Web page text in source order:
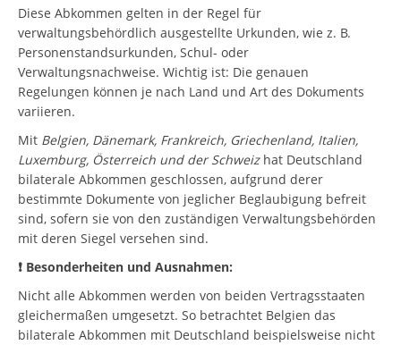
Diese Abkommen gelten in der Regel für
verwaltungsbehördlich ausgestellte Urkunden, wie z. B.
Personenstandsurkunden, Schul- oder
Verwaltungsnachweise. Wichtig ist: Die genauen
Regelungen können je nach Land und Art des Dokuments
variieren.
Mit Belgien, Dänemark, Frankreich, Griechenland, Italien,
Luxemburg, Österreich und der Schweizhat Deutschland
bilaterale Abkommen geschlossen, aufgrund derer
bestimmte Dokumente von jeglicher Beglaubigung befreit
sind, sofern sie von den zuständigen Verwaltungsbehörden
mit deren Siegel versehen sind.
❗️ Besonderheiten und Ausnahmen:
Nicht alle Abkommen werden von beiden Vertragsstaaten
gleichermaßen umgesetzt. So betrachtet Belgien das
bilaterale Abkommen mit Deutschland beispielsweise nicht